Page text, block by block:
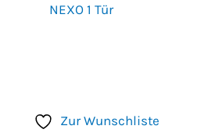
NEXO 1 Tür
Zur Wunschliste